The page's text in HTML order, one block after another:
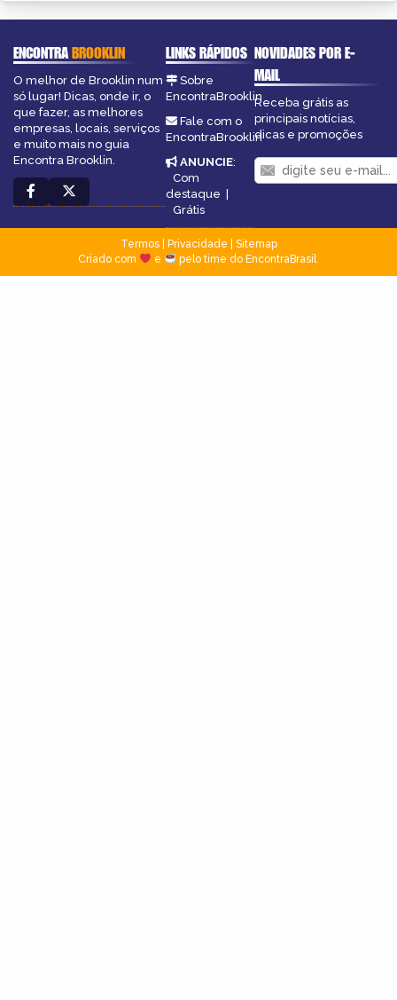
ENCONTRABROOKLIN
O melhor de Brooklin num
só lugar! Dicas, onde ir, o
que fazer, as melhores
empresas, locais, serviços
e muito mais no guia
Encontra Brooklin.
LINKS RÁPIDOS
Sobre
EncontraBrooklin
Fale com o
EncontraBrooklin
ANUNCIE:
Com
destaque
Grátis
NOVIDADES POR E-
MAIL
Receba grátis as
principais notícias,
dicas e promoções
Termos| Privacidade
Sitemap
Criado com
e pelo time do EncontraBrasil